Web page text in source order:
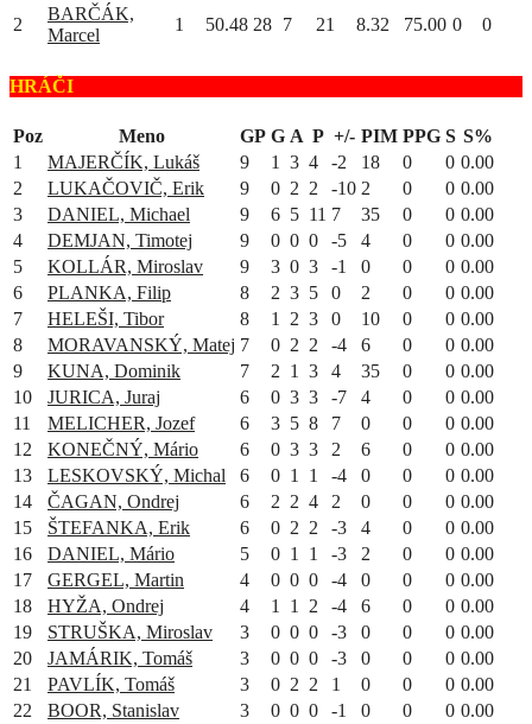
2
BARČÁK,
Marcel
1 50.48 28 7 21 8.32 75.00 0 0
HRÁČI
Poz Meno GP G A P +/- PIM PPG S S%
1
MAJERČÍK, Lukáš 9 1 3 4 -2 18 0 0 0.00
2
LUKAČOVIČ, Erik 9 0 2 2 -10 2 0 0 0.00
3
DANIEL, Michael 9 6 5 11 7 35 0 0 0.00
4
DEMJAN, Timotej 9 0 0 0 -5 4 0 0 0.00
5
KOLLÁR, Miroslav 9 3 0 3 -1 0 0 0 0.00
6
PLANKA, Filip 8 2 3 5 0 2 0 0 0.00
7
HELEŠI, Tibor 8 1 2 3 0 10 0 0 0.00
8
MORAVANSKÝ, Matej 7 0 2 2 -4 6 0 0 0.00
9
KUNA, Dominik 7 2 1 3 4 35 0 0 0.00
10
JURICA, Juraj 6 0 3 3 -7 4 0 0 0.00
11
MELICHER, Jozef 6 3 5 8 7 0 0 0 0.00
12
KONEČNÝ, Mário 6 0 3 3 2 6 0 0 0.00
13
LESKOVSKÝ, Michal 6 0 1 1 -4 0 0 0 0.00
14
ČAGAN, Ondrej 6 2 2 4 2 0 0 0 0.00
15
ŠTEFANKA, Erik 6 0 2 2 -3 4 0 0 0.00
16
DANIEL, Mário 5 0 1 1 -3 2 0 0 0.00
17
GERGEL, Martin 4 0 0 0 -4 0 0 0 0.00
18
HYŽA, Ondrej 4 1 1 2 -4 6 0 0 0.00
19
STRUŠKA, Miroslav 3 0 0 0 -3 0 0 0 0.00
20
JAMÁRIK, Tomáš 3 0 0 0 -3 0 0 0 0.00
21
PAVLÍK, Tomáš 3 0 2 2 1 0 0 0 0.00
22
BOOR, Stanislav 3 0 0 0 -1 0 0 0 0.00